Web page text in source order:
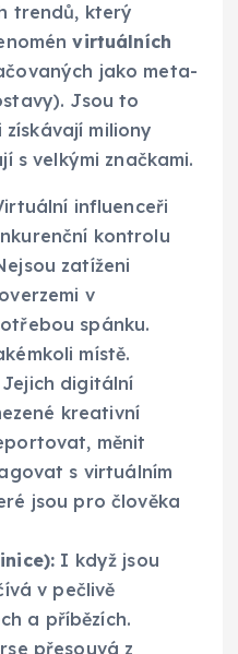
trendů, který
virtuálních
jako meta-
Jsou to
miliony
s velkými značkami.
influenceři
kontrolu
zatíženi
v
spánku.
místě.
Jejich digitální
kreativní
měnit
s virtuálním
jsou pro člověka
I když jsou
v pečlivě
a příbězích.
přesouvá z